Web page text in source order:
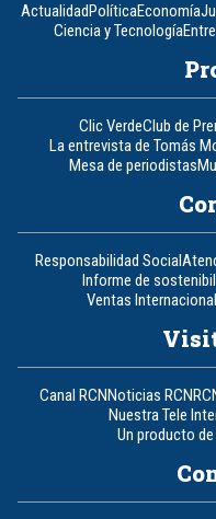
ActualidadPolíticaEconomía
Ciencia y Tecnología
Clic VerdeClub de
La entrevista de Tomás
Mesa de periodistas
Responsabilidad Social
Informe de
Ventas
Canal RCNNoticias RCN
Nuestra Tele
Un producto